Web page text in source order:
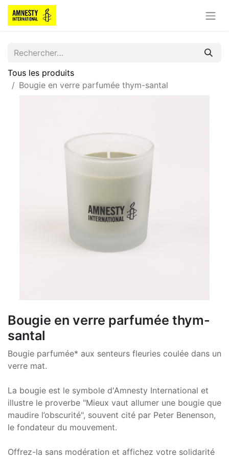
Tous les produits
Bougie en verre parfumée thym-santal
Bougie en verre parfumée thym-
santal
Bougie parfumée* aux senteurs fleuries coulée dans un
verre mat.
La bougie est le symbole d'Amnesty International et
illustre le proverbe "Mieux vaut allumer une bougie que
maudire l’obscurité", souvent cité par Peter Benenson,
le fondateur du mouvement.
Offrez-la sans modération et affichez votre solidarité